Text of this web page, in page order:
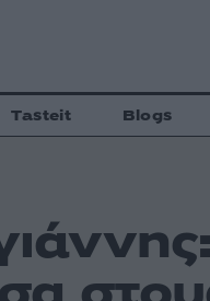
Tasteit Blogs